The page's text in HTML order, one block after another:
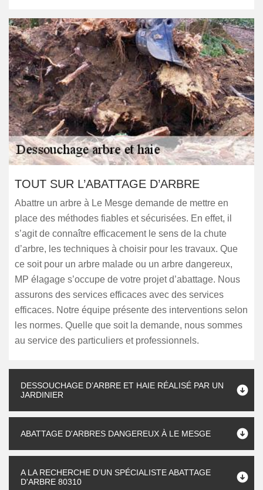
TOUT SUR L’ABATTAGE D’ARBRE
Abattre un arbre à Le Mesge demande de mettre en
place des méthodes fiables et sécurisées. En effet, il
s’agit de connaître efficacement le sens de la chute
d’arbre, les techniques à choisir pour les travaux. Que
ce soit pour un arbre malade ou un arbre dangereux,
MP élagage s’occupe de votre projet d’abattage. Nous
assurons des services efficaces avec des services
efficaces. Notre équipe présente des interventions selon
les normes. Quelle que soit la demande, nous sommes
au service des particuliers et professionnels.
DESSOUCHAGE D’ARBRE ET HAIE RÉALISÉ PAR UN
JARDINIER
ABATTAGE D'ARBRES DANGEREUX À LE MESGE
A LA RECHERCHE D’UN SPÉCIALISTE ABATTAGE
D'ARBRE 80310